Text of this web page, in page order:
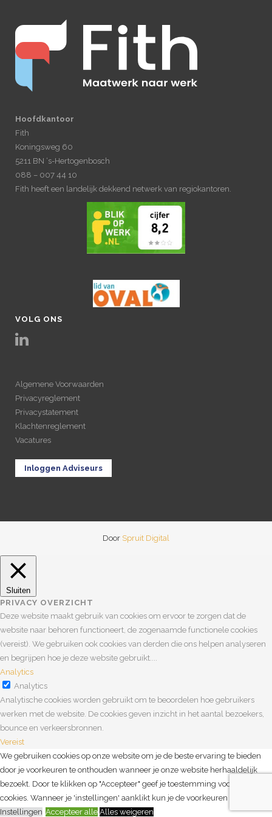
Hoofdkantoor
Fith
Koningsweg 60
5211 BN ‘s-Hertogenbosch
088 – 007 44 10
Fith heeft een landelijk dekkend netwerk van regiokantoren.
VOLG ONS
Algemene Voorwaarden
Privacyreglement
Privacystatement
Klachtenreglement
Vacatures
Inloggen Adviseurs
Door Spruit Digital
We gebruiken cookies op onze website om je de beste ervaring te bieden
door je voorkeuren te onthouden wanneer je onze website herhaaldelijk
bezoekt. Door te klikken op "Accepteer" geef je toestemming voor alle
cookies. Wanneer je 'instellingen' aanklikt kun je de voorkeuren beheren.
Instellingen Accepteer alle Alles weigeren
Sluiten
PRIVACY OVERZICHT
Deze website maakt gebruik van cookies om ervoor te zorgen dat de
website naar behoren functioneert, de zogenaamde functionele cookies
(vereist). We gebruiken ook cookies van derden die ons helpen analyseren
en begrijpen hoe je deze website gebruikt.
Analytics
Analytics
Analytische cookies worden gebruikt om te beoordelen hoe gebruikers
werken met de website. De cookies geven inzicht in het aantal bezoekers,
bounce en verkeersbronnen.
Vereist
Vereist
Vereiste cookies zorgen ervoor dat de website naar behoren werkt. Deze
cookies zorgen voor basisfunctionaliteiten en veiligheid van de website. Dit
gebeurt geheel anoniem.
OPSLAAN & ACCEPTEREN